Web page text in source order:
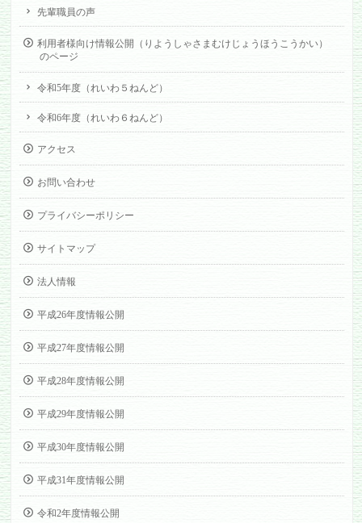
先輩職員の声
利用者様向け情報公開（りようしゃさまむけじょうほうこうかい）
のページ
令和5年度（れいわ５ねんど）
令和6年度（れいわ６ねんど）
アクセス
お問い合わせ
プライバシーポリシー
サイトマップ
法人情報
平成26年度情報公開
平成27年度情報公開
平成28年度情報公開
平成29年度情報公開
平成30年度情報公開
平成31年度情報公開
令和2年度情報公開